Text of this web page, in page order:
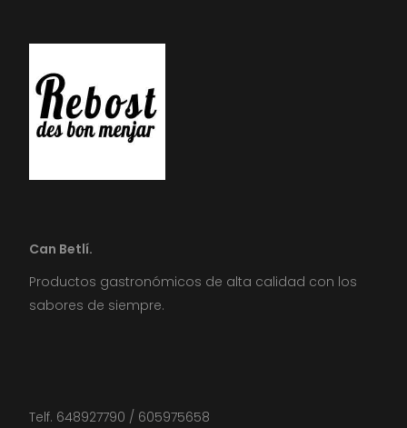
Can Betlí.
Productos gastronómicos de alta calidad con los
sabores de siempre.
Telf. 648927790 / 605975658